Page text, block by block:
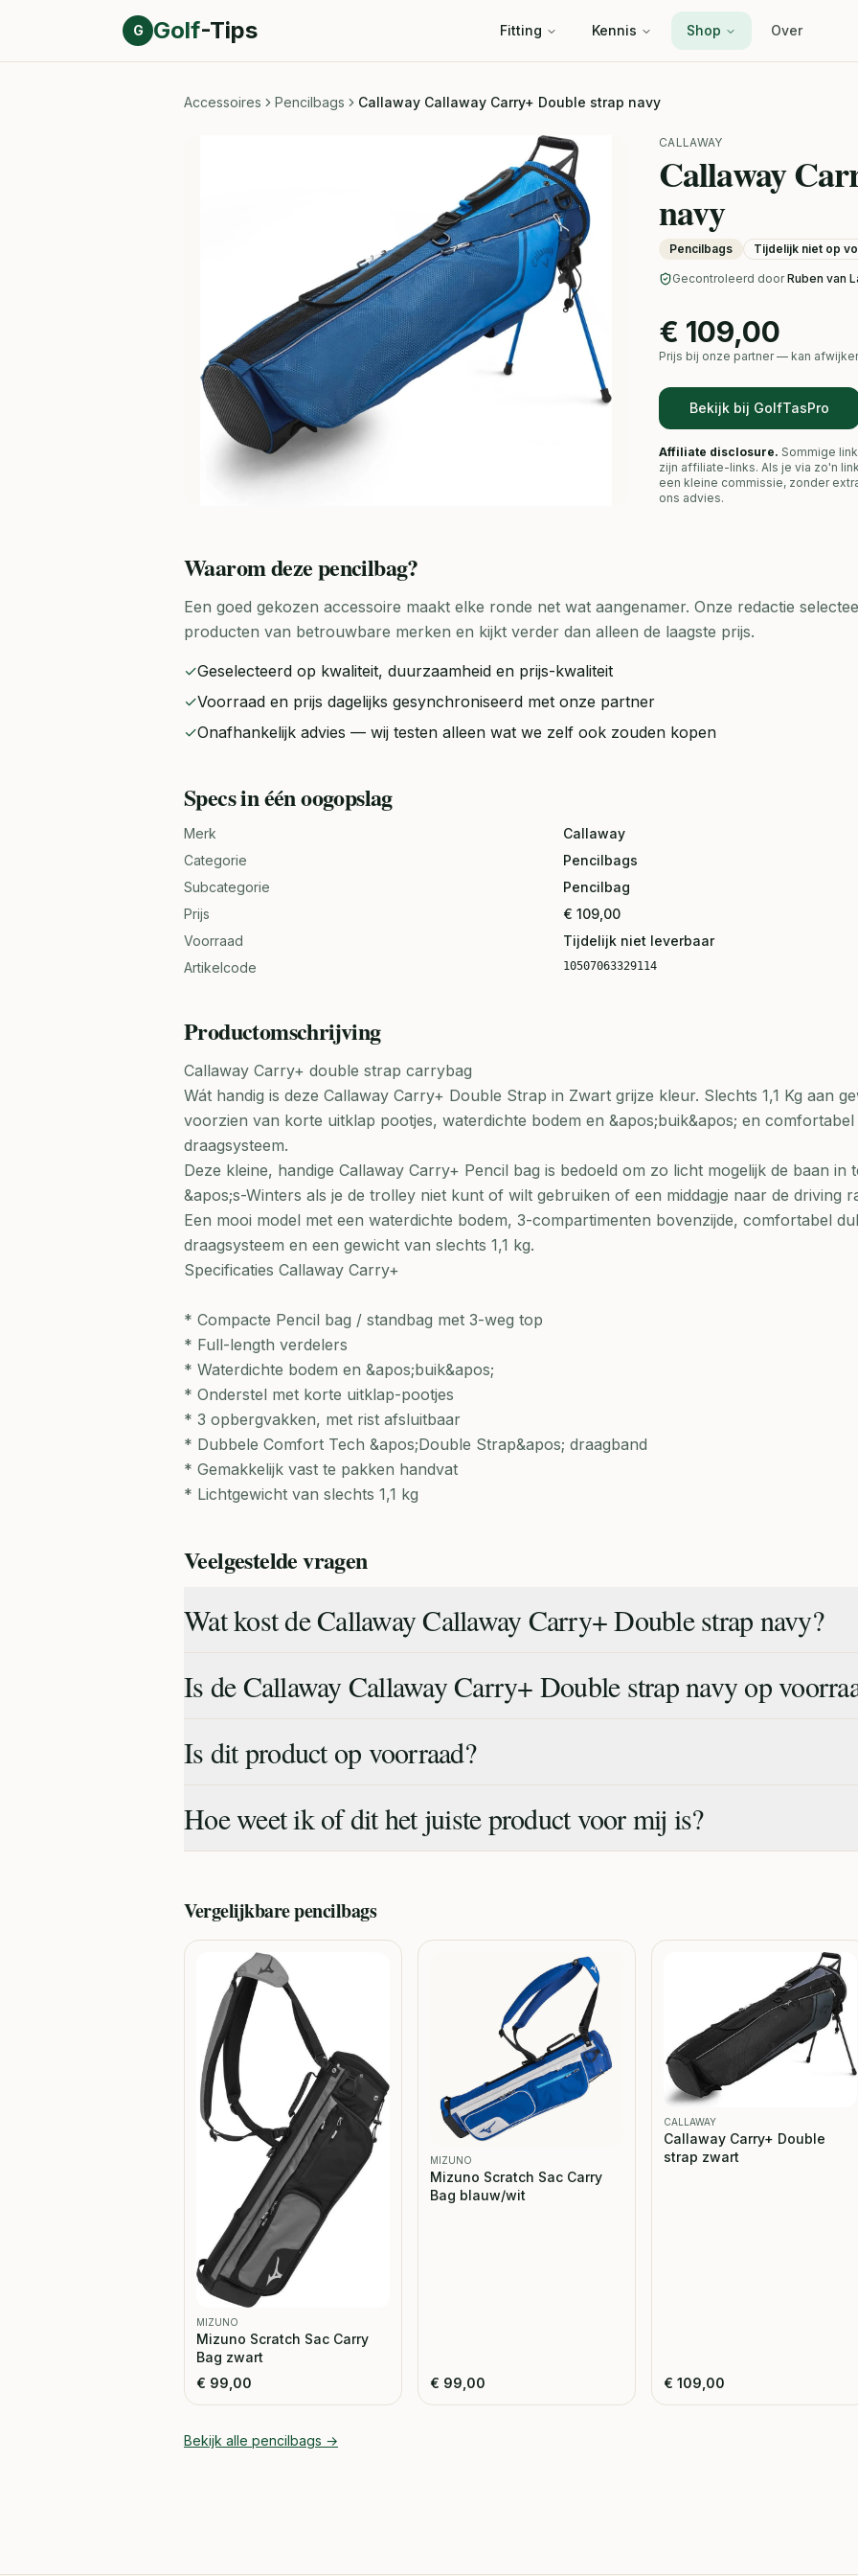
Direct naar inhoud
G Golf-Tips Fitting Kennis Shop Over
Accessoires Pencilbags Callaway Callaway Carry+ Double strap navy
CALLAWAY
Callaway
navy
Pencilbags Tijdelijk niet op
Gecontroleerd door Ruben van
€ 109,00
Prijs bij onze partner — kan
Bekijk bij GolfTasPro
Affiliate disclosure. Sommige
zijn affiliate-links. Als je via zo'n
een kleine commissie, zonder
ons advies.
Waarom dezepencilbag?
Een goed gekozen accessoire maakt elke ronde net wat aangenamer. Onze redactie
producten van betrouwbare merken en kijkt verder dan alleen de laagste prijs.
✓Geselecteerd op kwaliteit, duurzaamheid en prijs-kwaliteit
✓Voorraad en prijs dagelijks gesynchroniseerd met onze partner
✓Onafhankelijk advies — wij testen alleen wat we zelf ook zouden kopen
Specs in één oogopslag
Merk
Callaway
Categorie
Pencilbags
Subcategorie
Pencilbag
Prijs
€ 109,00
Voorraad
Tijdelijk niet leverbaar
Artikelcode
10507063329114
Productomschrijving
Callaway Carry+ double strap carrybag
Wát handig is deze Callaway Carry+ Double Strap in Zwart grijze kleur. Slechts 1,1 Kg aan
voorzien van korte uitklap pootjes, waterdichte bodem en &apos;buik&apos; en comfortabel
draagsysteem.
Deze kleine, handige Callaway Carry+ Pencil bag is bedoeld om zo licht mogelijk de baan in
&apos;s-Winters als je de trolley niet kunt of wilt gebruiken of een middagje naar de driving
Een mooi model met een waterdichte bodem, 3-compartimenten bovenzijde, comfortabel
draagsysteem en een gewicht van slechts 1,1 kg.
Specificaties Callaway Carry+
* Compacte Pencil bag / standbag met 3-weg top
* Full-length verdelers
* Waterdichte bodem en &apos;buik&apos;
* Onderstel met korte uitklap-pootjes
* 3 opbergvakken, met rist afsluitbaar
* Dubbele Comfort Tech &apos;Double Strap&apos; draagband
* Gemakkelijk vast te pakken handvat
* Lichtgewicht van slechts 1,1 kg
Veelgestelde vragen
Wat kost de Callaway Callaway Carry+ Double strap navy?
Is de Callaway Callaway Carry+ Double strap navy op
Is dit product op voorraad?
Hoe weet ik of dit het juiste product voor mij is?
Vergelijkbarepencilbags
MIZUNO
Mizuno Scratch Sac Carry
Bag zwart
€ 99,00
MIZUNO
Mizuno Scratch Sac Carry
Bag blauw/wit
€ 99,00
CALLAWAY
Callaway Carry+ Double
strap zwart
€ 109,00
Bekijk alle pencilbags →